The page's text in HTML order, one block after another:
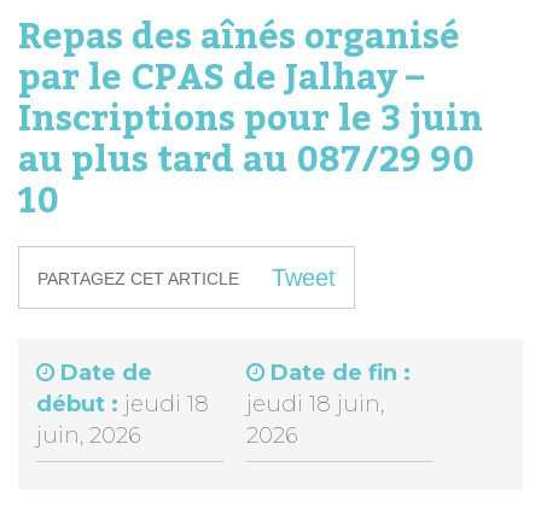
Repas des aînés organisé
par le CPAS de Jalhay –
Inscriptions pour le 3 juin
au plus tard au 087/29 90
10
PARTAGEZ CET ARTICLE Tweet
Date de
début : jeudi 18
juin, 2026
Date de fin :
jeudi 18 juin,
2026